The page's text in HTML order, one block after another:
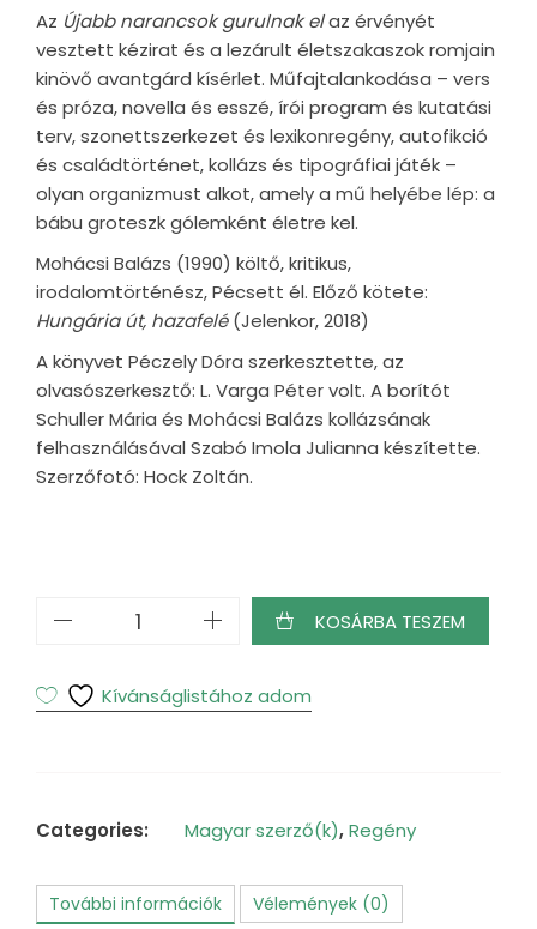
Az Újabb narancsok gurulnak elaz érvényét
vesztett kézirat és a lezárult életszakaszok romjain
kinövő avantgárd kísérlet. Műfajtalankodása – vers
és próza, novella és esszé, írói program és kutatási
terv, szonettszerkezet és lexikonregény, autofikció
és családtörténet, kollázs és tipográfiai játék –
olyan organizmust alkot, amely a mű helyébe lép: a
bábu groteszk gólemként életre kel.
Mohácsi Balázs (1990) költő, kritikus,
irodalomtörténész, Pécsett él. Előző kötete:
Hungária út, hazafelé(Jelenkor, 2018)
A könyvet Péczely Dóra szerkesztette, az
olvasószerkesztő: L. Varga Péter volt. A borítót
Schuller Mária és Mohácsi Balázs kollázsának
felhasználásával Szabó Imola Julianna készítette.
Szerzőfotó: Hock Zoltán.
el
mennyiség
KOSÁRBA TESZEM
Kívánságlistához adom
Categories: Magyar szerző(k),Regény
További információk Vélemények (0)